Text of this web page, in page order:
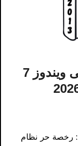
تفعيل اوفيس 2013 على ويندوز 7
معلومات حول تنشيط اوفيس 2013​: رخصة حر نظام